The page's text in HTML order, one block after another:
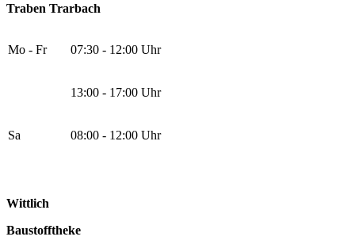
Traben Trarbach
Mo - Fr 07:30 - 12:00 Uhr
13:00 - 17:00 Uhr
Sa 08:00 - 12:00 Uhr
Wittlich
Baustofftheke